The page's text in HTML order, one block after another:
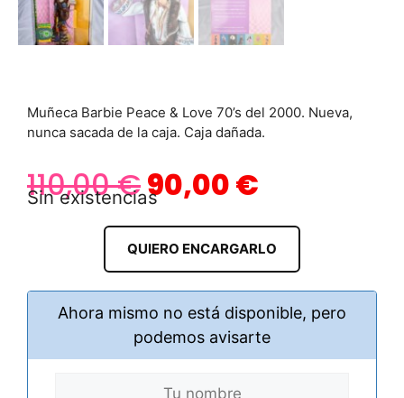
Muñeca Barbie Peace & Love 70’s del 2000. Nueva,
nunca sacada de la caja. Caja dañada.
110,00€90,00€
Sin existencias
QUIERO ENCARGARLO
Ahora mismo no está disponible, pero
podemos avisarte